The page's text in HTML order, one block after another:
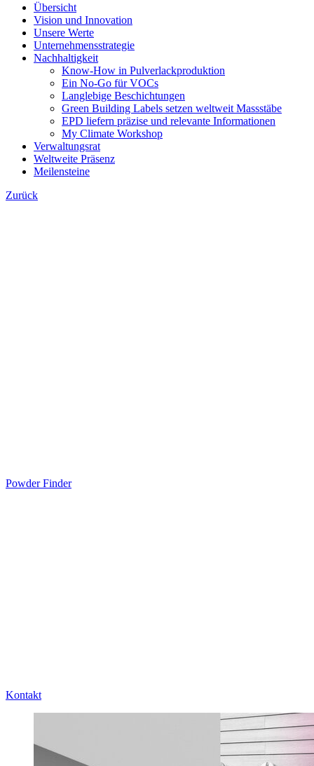
Übersicht
Vision und Innovation
Unsere Werte
Unternehmensstrategie
Nachhaltigkeit
Know-How in Pulverlackproduktion
Ein No-Go für VOCs
Langlebige Beschichtungen
Green Building Labels setzen weltweit Massstäbe
EPD liefern präzise und relevante Informationen
My Climate Workshop
Verwaltungsrat
Weltweite Präsenz
Meilensteine
Zurück
Powder Finder
Kontakt